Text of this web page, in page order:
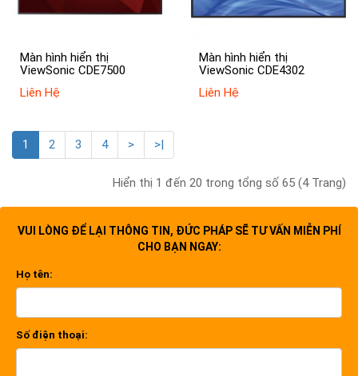
Màn hình hiển thị
ViewSonic CDE7500
Liên Hệ
Màn hình hiển thị
ViewSonic CDE4302
Liên Hệ
1 2 3 4 > >|
Hiển thị 1 đến 20 trong tổng số 65 (4 Trang)
VUI LÒNG ĐỂ LẠI THÔNG TIN, ĐỨC PHÁP SẼ TƯ VẤN MIỄN PHÍ
CHO BẠN NGAY:
Họ tên:
Số điện thoại: